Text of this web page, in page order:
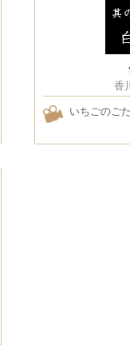
香
いちごのご